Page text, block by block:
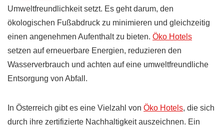
Umweltfreundlichkeit setzt. Es geht darum, den
ökologischen Fußabdruck zu minimieren und gleichzeitig
einen angenehmen Aufenthalt zu bieten. Öko Hotels
setzen auf erneuerbare Energien, reduzieren den
Wasserverbrauch und achten auf eine umweltfreundliche
Entsorgung von Abfall.
In Österreich gibt es eine Vielzahl von Öko Hotels, die sich
durch ihre zertifizierte Nachhaltigkeit auszeichnen. Ein